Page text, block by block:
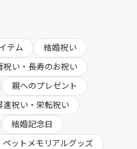
テム
結婚祝い
祝い・長寿のお祝い
親へのプレゼント
進祝い・栄転祝い
結婚記念日
ペットメモリアルグッズ